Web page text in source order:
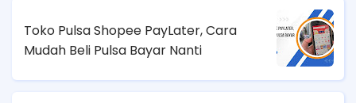
Toko Pulsa Shopee PayLater, Cara
Mudah Beli Pulsa Bayar Nanti